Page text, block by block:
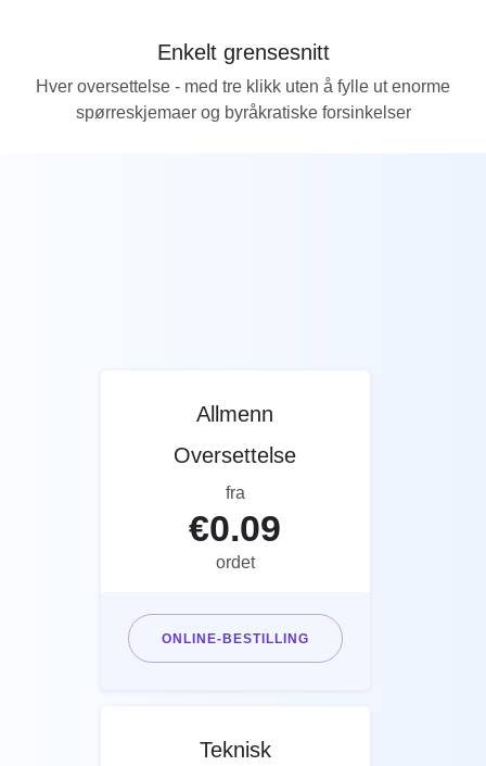
Enkelt grensesnitt
Hver oversettelse - med tre klikk uten å fylle ut enorme
spørreskjemaer og byråkratiske forsinkelser
Allmenn
Oversettelse
fra
€0.09
ordet
ONLINE-BESTILLING
Teknisk